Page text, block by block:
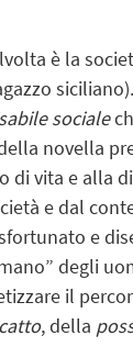
è la
sociale
novella
vita e alla
e dal
e
degli
il
, della